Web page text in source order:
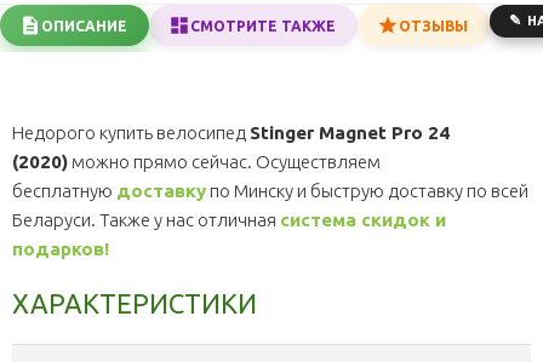
ОПИСАНИЕ СМОТРИТЕ ТАКЖЕ ОТЗЫВЫ
Недорого купить велосипед Stinger Magnet Pro 24
(2020) можно прямо сейчас. Осуществляем
бесплатную доставку по Минску и быструю доставку по всей
Беларуси. Также у нас отличная система скидок и
подарков!
ХАРАКТЕРИСТИКИ